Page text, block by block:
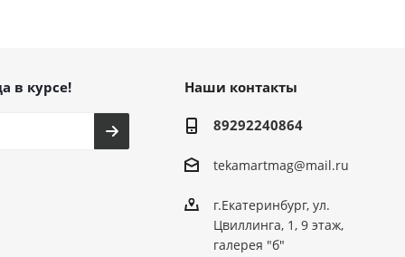
в курсе! Наши контакты
89292240864
tekamartmag@mail.ru
г.Екатеринбург, ул.
Цвиллинга, 1, 9 этаж,
галерея "б"